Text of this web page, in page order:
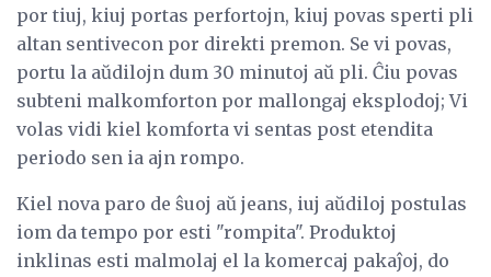
por tiuj, kiuj portas perfortojn, kiuj povas sperti pli
altan sentivecon por direkti premon. Se vi povas,
portu la aŭdilojn dum 30 minutoj aŭ pli. Ĉiu povas
subteni malkomforton por mallongaj eksplodoj; Vi
volas vidi kiel komforta vi sentas post etendita
periodo sen ia ajn rompo.
Kiel nova paro de ŝuoj aŭ jeans, iuj aŭdiloj postulas
iom da tempo por esti "rompita". Produktoj
inklinas esti malmolaj el la komercaj pakaĵoj, do